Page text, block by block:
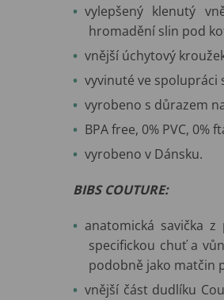
vylepšený klenutý
hromadění slin pod
vnější úchytový
vyvinuté ve spolupráci
vyrobeno s důrazem
BPA free, 0% PVC, 0%
vyrobeno v Dánsku.
BIBS COUTURE:
anatomická savička
specifickou chuť a
podobně jako matčin
vnější část dudlíku